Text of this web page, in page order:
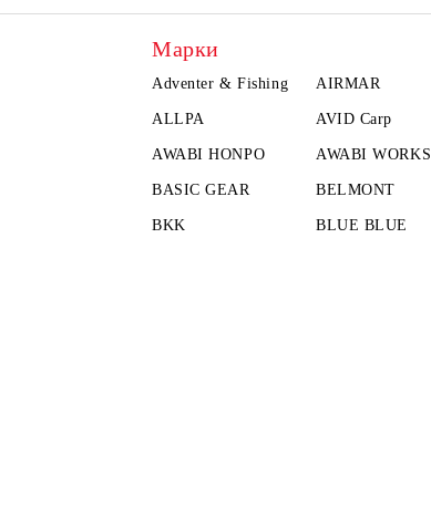
Марки
Adventer & Fishing AIRMAR
ALLPA AVID Carp
AWABI HONPO AWABI WORKS
BASIC GEAR BELMONT
BKK BLUE BLUE